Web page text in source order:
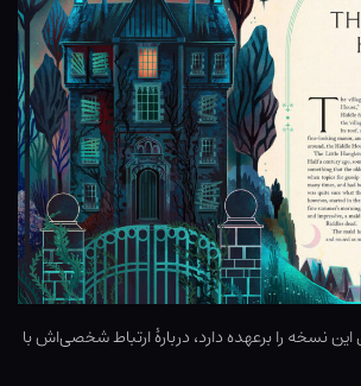
نسخه را برعهده دارد، دربارهٔ ارتباط شخصی‌اش با